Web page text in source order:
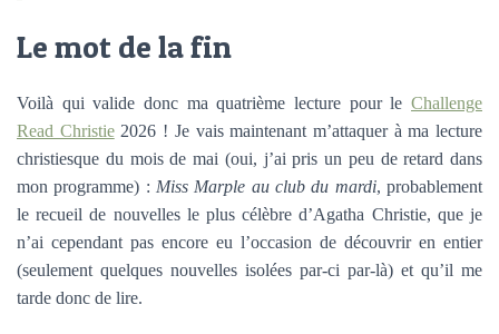
Le mot de la fin
Voilà qui valide donc ma quatrième lecture pour le Challenge
Read Christie2026 ! Je vais maintenant m’attaquer à ma lecture
christiesque du mois de mai (oui, j’ai pris un peu de retard dans
mon programme) : Miss Marple au club du mardi, probablement
le recueil de nouvelles le plus célèbre d’Agatha Christie, que je
n’ai cependant pas encore eu l’occasion de découvrir en entier
(seulement quelques nouvelles isolées par-ci par-là) et qu’il me
tarde donc de lire.